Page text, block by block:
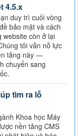
4.5.x
duy trì cuối vòng
bảo mật và cách
còn ở lại
tôi vẫn nỗ lực
tảng này —
chuyển sang
tìm ra lỗ
Khoa học Máy
nền tảng CMS